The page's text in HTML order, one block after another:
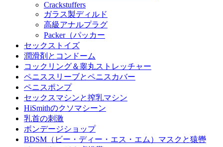
Crackstuffers
ガラス製ディルド
高級アナルプラグ
Packer（パッカー
セックストイズ
潤滑剤とコンドーム
コックリング＆睾丸ストレッチャー
ペニススリーブとペニスカバー
ペニスポンプ
セックスマシンと搾乳マシン
HiSmithのクソマシーン
乳首の刺激
ボンデージショップ
BDSM（ビー・ディー・エス・エム）マスクと猿轡